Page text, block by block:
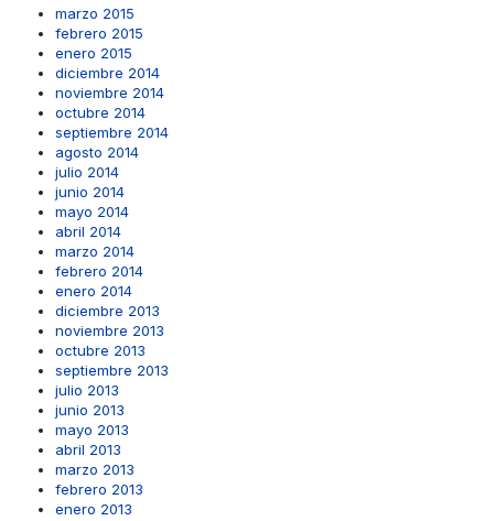
marzo 2015
febrero 2015
enero 2015
diciembre 2014
noviembre 2014
octubre 2014
septiembre 2014
agosto 2014
julio 2014
junio 2014
mayo 2014
abril 2014
marzo 2014
febrero 2014
enero 2014
diciembre 2013
noviembre 2013
octubre 2013
septiembre 2013
julio 2013
junio 2013
mayo 2013
abril 2013
marzo 2013
febrero 2013
enero 2013